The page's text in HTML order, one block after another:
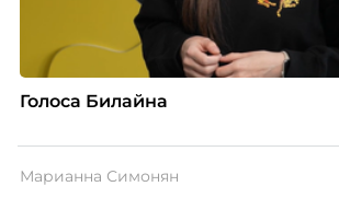
Голоса Билайна
Марианна Симонян